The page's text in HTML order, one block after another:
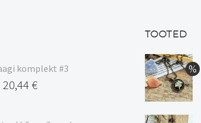
komplekt #3
20,44 €
TOOTED